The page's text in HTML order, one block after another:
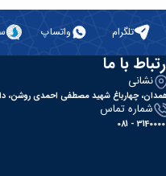
تلگرام واتساپ
با ما
نشانی
چهارباغ شهید مصطفی احمدی روشن،
شماره تماس
31400000 -